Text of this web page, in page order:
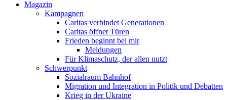
Magazin
Kampagnen
Caritas verbindet Generationen
Caritas öffnet Türen
Frieden beginnt bei mir
Meldungen
Für Klimaschutz, der allen nutzt
Schwerpunkt
Sozialraum Bahnhof
Migration und Integration in Politik und Debatten
Krieg in der Ukraine